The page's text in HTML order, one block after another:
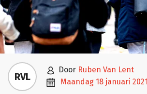
RVL  door Ruben Van Lent
 maandag 18 januari 2021